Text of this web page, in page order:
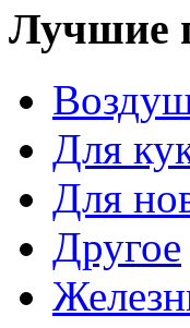
Лучшие
Для
Для
Другое